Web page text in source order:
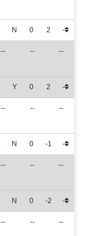
N 0 2 -
-- -- --
Y 0 2 -
-- -- --
N 0 -1 -
-- -- --
N 0 -2 -
-- -- --